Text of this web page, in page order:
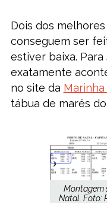
Dois dos
conseguem ser
estiver baixa.
exatamente
no site da
tábua de marés
Montagem
Natal. Foto: